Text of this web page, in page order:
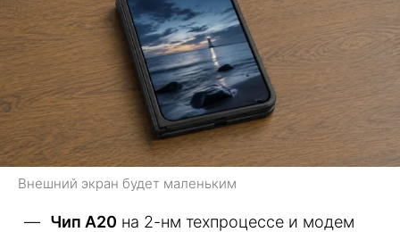
Внешний экран будет маленьким
Чип A20 на 2-нм техпроцессе и модем